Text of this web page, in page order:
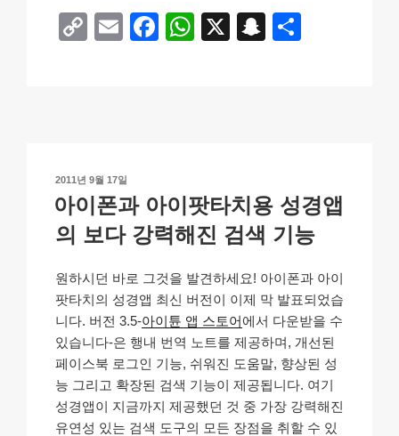
C
n
k
E
F
o
k
W
p
X
S
at
작
일
자
2011년 9월 17일
아이폰과 아이팟타치용 성경앱
의 보다 강력해진 검색 기능
원하시던 바로 그것을 발견하세요! 아이폰과 아이
팟타치의 성경앱 최신 버전이 이제 막 발표되었습
니다. 버전 3.5-아이튠 앱 스토어에서 다운받을 수
있습니다-은 행내 번역 노트를 제공하며, 개선된
페이스북 로그인 기능, 쉬워진 도움말, 향상된 성
능 그리고 확장된 검색 기능이 제공됩니다. 여기
성경앱이 지금까지 제공했던 것 중 가장 강력해진
유연성 있는 검색 도구의 모든 장점을 취할 수 있